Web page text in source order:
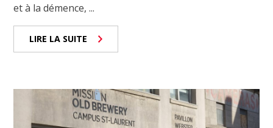
et à la démence, ...
LIRE LA SUITE